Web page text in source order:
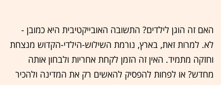
האם זה הוגן לילדים? התשובה האובייקטיבית היא כמובן -
לא. למרות זאת, בארץ, נורמת השילוש-הילדי-הקדוש מנצחת
וחזקה מתמיד. האין זה הזמן לקחת אחריות ולבחון אותה
מחדש? או לפחות להפסיק להאשים רק את המדינה ולהכיר